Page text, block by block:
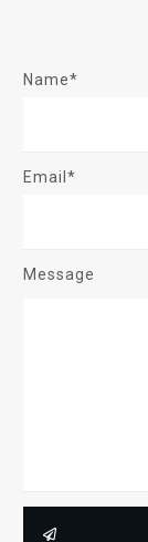
Name*
Email*
Message